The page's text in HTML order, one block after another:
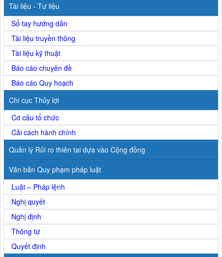
Tài liệu - Tư liệu
Sổ tay hướng dẫn
Tài liệu truyền thông
Tài liệu kỹ thuật
Báo cáo chuyên đề
Báo cáo Quy hoạch
Chi cục Thủy lợi
Cơ cấu tổ chức
Cải cách hành chính
Quản lý Rủi ro thiên tai dựa vào Cộng đồng
Văn bản Quy phạm pháp luật
Luật – Pháp lệnh
Nghị quyết
Nghị định
Thông tư
Quyết định